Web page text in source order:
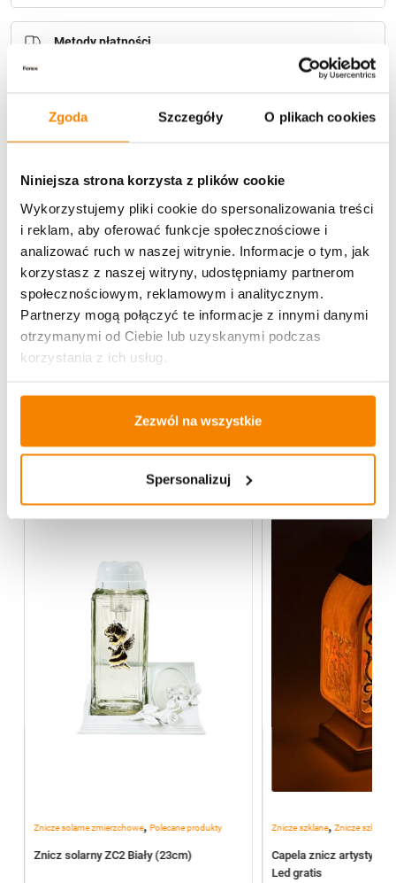
Zgoda Szczegóły O plikach cookies
Niniejsza strona korzysta z plików cookie
Wykorzystujemy pliki cookie do spersonalizowania treści
i reklam, aby oferować funkcje społecznościowe i
analizować ruch w naszej witrynie. Informacje o tym, jak
korzystasz z naszej witryny, udostępniamy partnerom
społecznościowym, reklamowym i analitycznym.
Partnerzy mogą połączyć te informacje z innymi danymi
otrzymanymi od Ciebie lub uzyskanymi podczas
korzystania z ich usług.
Zezwól na wszystkie
Spersonalizuj
hurtowniiPrzejdź do hurtowni B2B
Metody płatności
Opis produktu
Specyfikacja
Więcej z kategorii Znicze szklane
Znicze solarne zmierzchowe, Polecane produkty
Znicz solarny ZC2 Biały (23cm)
Znicze szklane,Znicze szklane
Capela znicz
Led gratis